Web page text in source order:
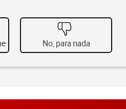
No, para nada